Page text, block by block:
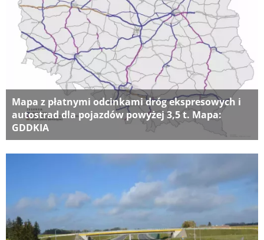
Mapa z płatnymi odcinkami dróg ekspresowych i
autostrad dla pojazdów powyżej 3,5 t. Mapa:
GDDKIA